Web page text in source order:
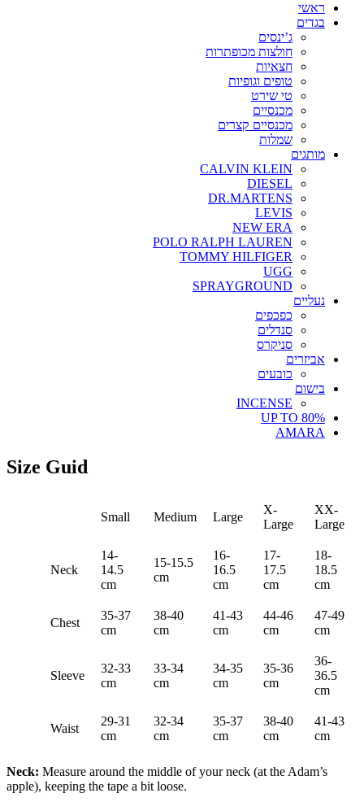
ראשי
בגדים
ג’ינסים
חולצות מכופתרות
חצאיות
טופים וגופיות
טי שירט
מכנסיים
מכנסיים קצרים
שמלות
מותגים
CALVIN KLEIN
DIESEL
DR.MARTENS
LEVIS
NEW ERA
POLO RALPH LAUREN
TOMMY HILFIGER
UGG
SPRAYGROUND
נעליים
כפכפים
סנדלים
סניקרס
אביזרים
כובעים
בישום
INCENSE
UP TO 80%
AMARA
Size Guid
Small Medium Large
X-
Large
XX-
Large
Neck
14-
14.5
cm
15-15.5
cm
16-
16.5
cm
17-
17.5
cm
18-
18.5
cm
Chest
35-37
cm
38-40
cm
41-43
cm
44-46
cm
47-49
cm
Sleeve
32-33
cm
33-34
cm
34-35
cm
35-36
cm
36-
36.5
cm
Waist
29-31
cm
32-34
cm
35-37
cm
38-40
cm
41-43
cm
Neck: Measure around the middle of your neck (at the Adam’s
apple), keeping the tape a bit loose.